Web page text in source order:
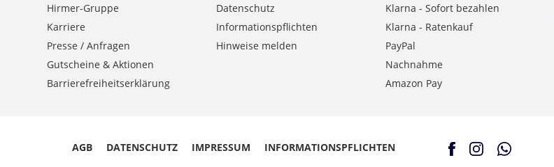
Hirmer-Gruppe
Karriere
Presse / Anfragen
Gutscheine & Aktionen
Barrierefreiheitserklärung
Datenschutz
Informationspflichten
Hinweise melden
Klarna - Sofort bezahlen
Klarna - Ratenkauf
PayPal
Nachnahme
Amazon Pay
AGB DATENSCHUTZ IMPRESSUM INFORMATIONSPFLICHTEN